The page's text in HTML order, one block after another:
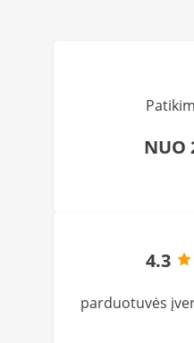
NUO
4.3
parduotuvės